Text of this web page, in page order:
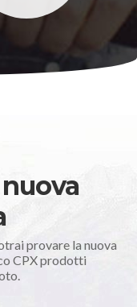
provare la nuova
CPX prodotti